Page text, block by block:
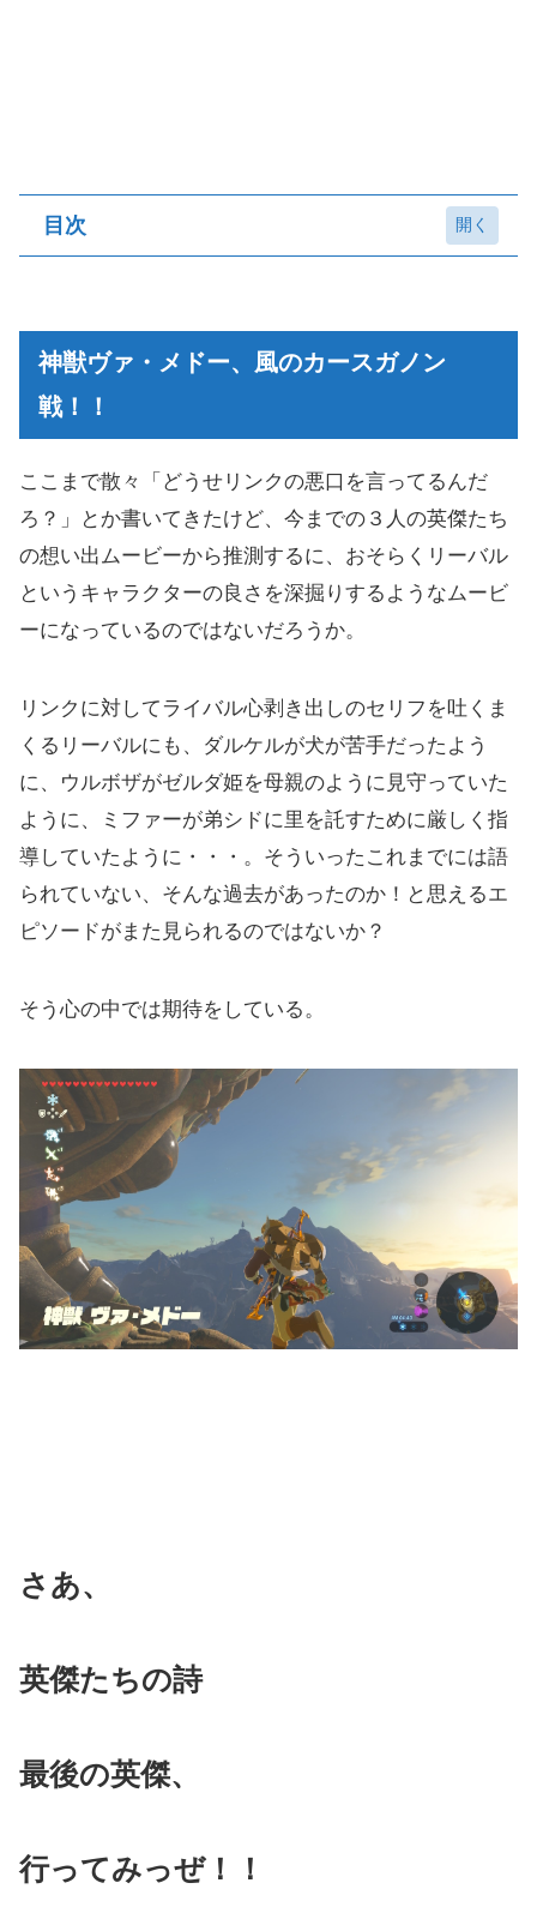
目次
神獣ヴァ・メドー、風のカースガノン
戦！！
ここまで散々「どうせリンクの悪口を言ってるんだ
ろ？」とか書いてきたけど、今までの３人の英傑たち
の想い出ムービーから推測するに、おそらくリーバル
というキャラクターの良さを深掘りするようなムービ
ーになっているのではないだろうか。
リンクに対してライバル心剥き出しのセリフを吐くま
くるリーバルにも、ダルケルが犬が苦手だったよう
に、ウルボザがゼルダ姫を母親のように見守っていた
ように、ミファーが弟シドに里を託すために厳しく指
導していたように・・・。そういったこれまでには語
られていない、そんな過去があったのか！と思えるエ
ピソードがまた見られるのではないか？
そう心の中では期待をしている。
さあ、
英傑たちの詩
最後の英傑、
行ってみっぜ！！